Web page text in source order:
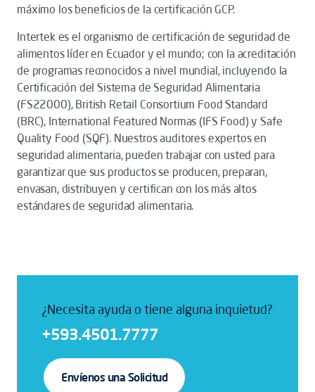
máximo los beneficios de la certificación GCP.
Intertek es el organismo de certificación de seguridad de
alimentos líder en Ecuador y el mundo; con la acreditación
de programas reconocidos a nivel mundial, incluyendo la
Certificación del Sistema de Seguridad Alimentaria
(FS22000), British Retail Consortium Food Standard
(BRC), International Featured Normas (IFS Food) y Safe
Quality Food (SQF). Nuestros auditores expertos en
seguridad alimentaria, pueden trabajar con usted para
garantizar que sus productos se producen, preparan,
envasan, distribuyen y certifican con los más altos
estándares de seguridad alimentaria.
¿Necesita ayuda o tiene alguna inquietud?
+593.4501.7777
Envíenos una Solicitud